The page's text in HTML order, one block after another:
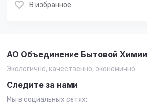
В избранное
АО Объединение Бытовой Химии
Экологично, качественно, экономично
Следите за нами
Мы в социальных сетях: